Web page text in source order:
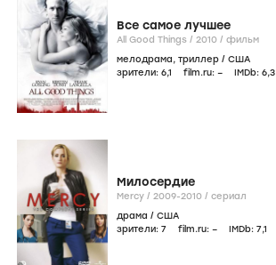
Все самое лучшее
All Good Things / 2010 / фильм
мелодрама, триллер / США
зрители: 6,1 film.ru: – IMDb: 6,3
Милосердие
Mercy / 2009-2010 / сериал
драма / США
зрители: 7 film.ru: – IMDb: 7,1